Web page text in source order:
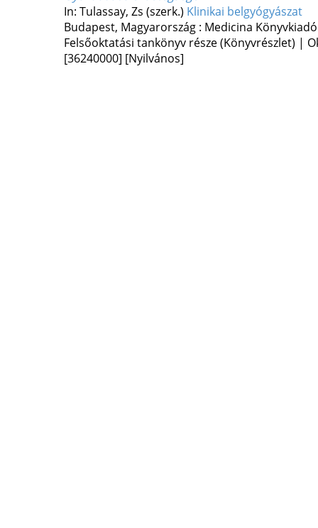
In: Tulassay, Zs (szerk.) Klinikai belgyógyászat
Budapest, Magyarország : Medicina Könyvkiadó
Felsőoktatási tankönyv része (Könyvrészlet) |
[36240000] [Nyilvános]